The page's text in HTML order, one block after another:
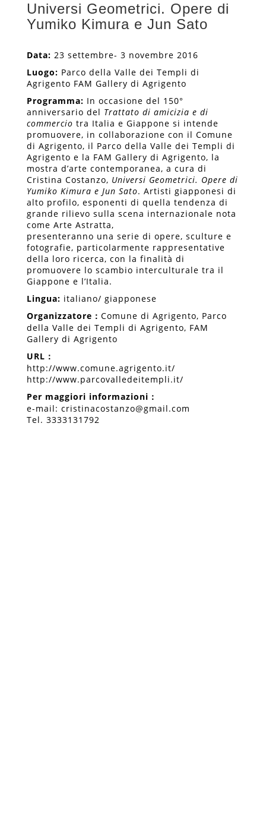
Universi Geometrici. Opere di
Yumiko Kimura e Jun Sato
Data: 23 settembre- 3 novembre 2016
Luogo: Parco della Valle dei Templi di
Agrigento FAM Gallery di Agrigento
Programma: In occasione del 150°
anniversario del Trattato di amicizia e di
commercio tra Italia e Giappone si intende
promuovere, in collaborazione con il Comune
di Agrigento, il Parco della Valle dei Templi di
Agrigento e la FAM Gallery di Agrigento, la
mostra d’arte contemporanea, a cura di
Cristina Costanzo, Universi Geometrici. Opere di
Yumiko Kimura e Jun Sato. Artisti giapponesi di
alto profilo, esponenti di quella tendenza di
grande rilievo sulla scena internazionale nota
come Arte Astratta,
presenteranno una serie di opere, sculture e
fotografie, particolarmente rappresentative
della loro ricerca, con la finalità di
promuovere lo scambio interculturale tra il
Giappone e l’Italia.
Lingua: italiano/ giapponese
Organizzatore ： Comune di Agrigento, Parco
della Valle dei Templi di Agrigento, FAM
Gallery di Agrigento
URL ：
http://www.comune.agrigento.it/
http://www.parcovalledeitempli.it/
Per maggiori informazioni ：
e-mail: cristinacostanzo@gmail.com
Tel. 3333131792